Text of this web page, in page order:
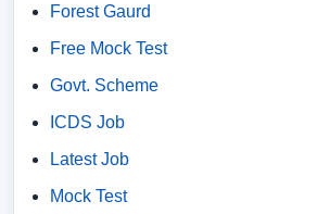
Forest Gaurd
Free Mock Test
Govt. Scheme
ICDS Job
Latest Job
Mock Test